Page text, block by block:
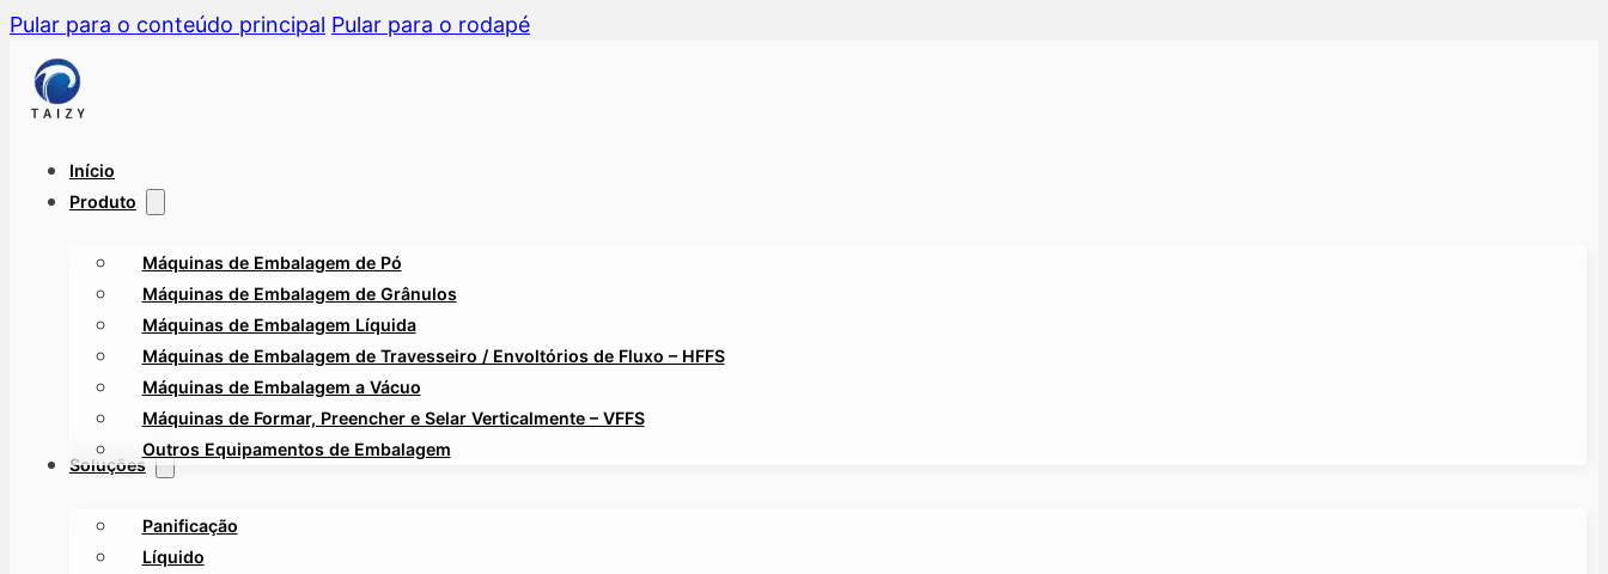
Pular para o conteúdo principal Pular para o rodapé
Início
Produto
Máquinas de Embalagem de Pó
Máquinas de Embalagem de Grânulos
Máquinas de Embalagem Líquida
Máquinas de Embalagem de Travesseiro / Envoltórios de Fluxo – HFFS
Máquinas de Embalagem a Vácuo
Máquinas de Formar, Preencher e Selar Verticalmente – VFFS
Outros Equipamentos de Embalagem
Soluções
Panificação
Líquido